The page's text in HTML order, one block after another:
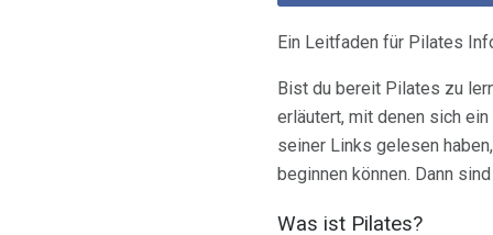
Ein Leitfaden für Pilates
Bist du bereit Pilates zu
erläutert, mit denen sich
seiner Links gelesen
beginnen können. Dann
Was ist Pilates?